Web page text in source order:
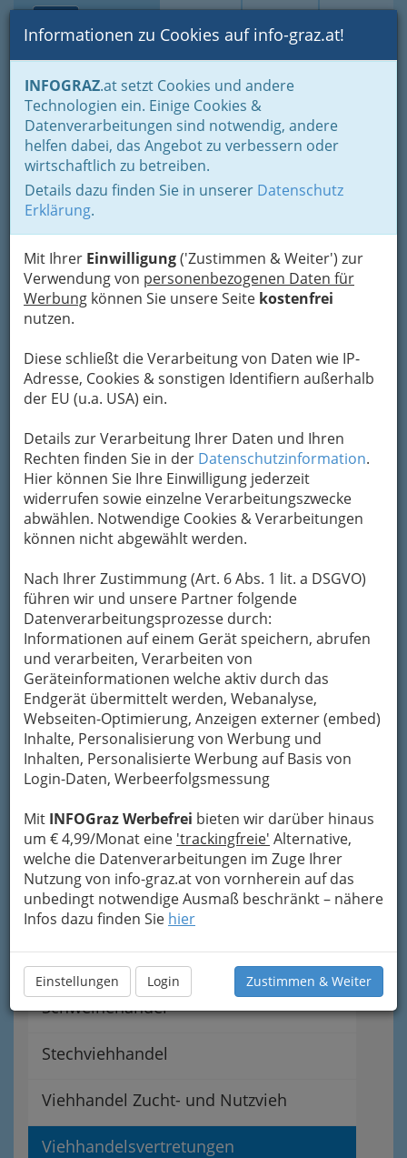
Suche Login Toggle
Informationen zu Cookies auf info-graz.at!
INFOGRAZ.at setzt Cookies und andere
Technologien ein. Einige Cookies &
Datenverarbeitungen sind notwendig, andere
helfen dabei, das Angebot zu verbessern oder
wirtschaftlich zu betreiben.
Details dazu finden Sie in unserer Datenschutz
Erklärung.
Mit Ihrer Einwilligung('Zustimmen & Weiter') zur
Verwendung von personenbezogenen Daten für
Werbung können Sie unsere Seite kostenfrei
nutzen.
Diese schließt die Verarbeitung von Daten wie IP-
Adresse, Cookies & sonstigen Identifiern außerhalb
der EU (u.a. USA) ein.
Details zur Verarbeitung Ihrer Daten und Ihren
Rechten finden Sie in der Datenschutzinformation.
Hier können Sie Ihre Einwilligung jederzeit
widerrufen sowie einzelne Verarbeitungszwecke
abwählen. Notwendige Cookies & Verarbeitungen
können nicht abgewählt werden.
Nach Ihrer Zustimmung (Art. 6 Abs. 1 lit. a DSGVO)
führen wir und unsere Partner folgende
Datenverarbeitungsprozesse durch:
Informationen auf einem Gerät speichern, abrufen
und verarbeiten, Verarbeiten von
Geräteinformationen welche aktiv durch das
Endgerät übermittelt werden, Webanalyse,
Webseiten-Optimierung, Anzeigen externer (embed)
Inhalte, Personalisierung von Werbung und
Inhalten, Personalisierte Werbung auf Basis von
Login-Daten, Werbeerfolgsmessung
Mit INFOGraz Werbefrei bieten wir darüber hinaus
um € 4,99/Monat eine 'trackingfreie' Alternative,
welche die Datenverarbeitungen im Zuge Ihrer
Nutzung von info-graz.at von vornherein auf das
unbedingt notwendige Ausmaß beschränkt – nähere
Infos dazu finden Sie hier
Einstellungen Login Zustimmen & Weiter
Home Branchen
Einkaufen & Schenken - der Handel
Der Handel nach WKO-Gliederung
Vieh- & Fleischgroßhandel
Viehhandelsvertretungen
Viehhandelsvertretungen
Navigation
Fellehandel
Ferkelhandel
Fleischgroßhandel
Pferdehandel
Rauhwarenhandel
Rohhauthandel
Schlachtabfallgroßhandel
Schlachtviehhandel
Schweinehandel
Stechviehhandel
Viehhandel Zucht- und Nutzvieh
Viehhandelsvertretungen